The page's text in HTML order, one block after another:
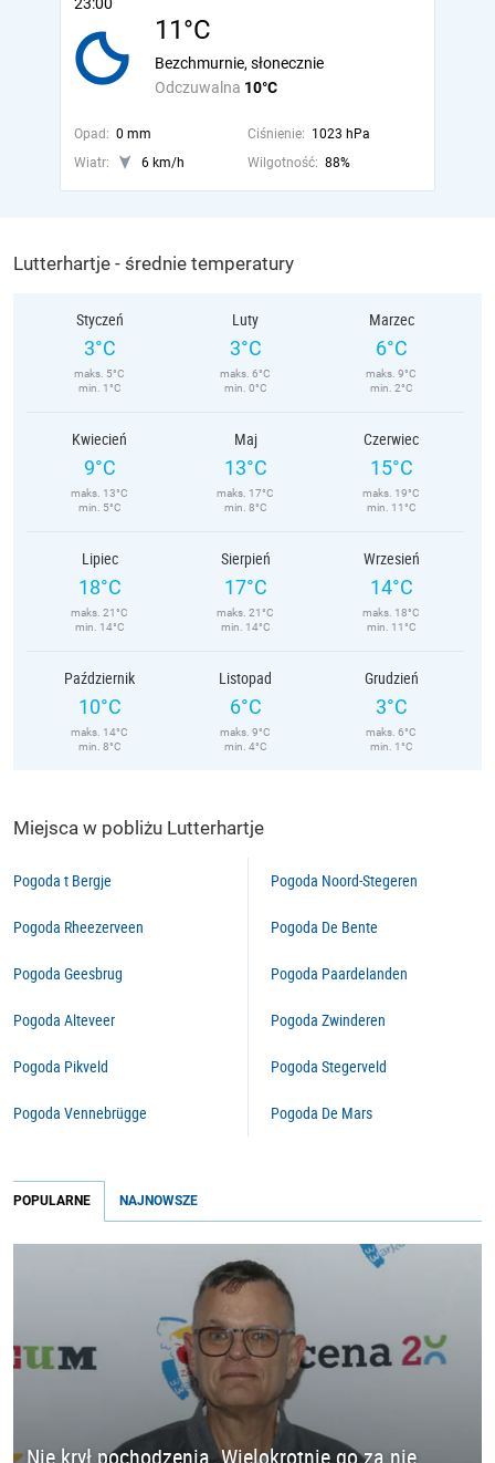
11°C
Odczuwalna 10°C
Bezchmurnie, słonecznie
Opad: 0 mm Ciśnienie: 1023 hPa
Wiatr:
6 km/h Wilgotność: 88%
Lutterhartje - średnie temperatury
Styczeń
3°C
maks. 5°C
min. 1°C
Luty
3°C
maks. 6°C
min. 0°C
Marzec
6°C
maks. 9°C
min. 2°C
Kwiecień
9°C
maks. 13°C
min. 5°C
Maj
13°C
maks. 17°C
min. 8°C
Czerwiec
15°C
maks. 19°C
min. 11°C
Lipiec
18°C
maks. 21°C
min. 14°C
Sierpień
17°C
maks. 21°C
min. 14°C
Wrzesień
14°C
maks. 18°C
min. 11°C
Październik
10°C
maks. 14°C
min. 8°C
Listopad
6°C
maks. 9°C
min. 4°C
Grudzień
3°C
maks. 6°C
min. 1°C
Miejsca w pobliżu Lutterhartje
Pogoda t Bergje
Pogoda Rheezerveen
Pogoda Geesbrug
Pogoda Alteveer
Pogoda Pikveld
Pogoda Vennebrügge
Pogoda Noord-Stegeren
Pogoda De Bente
Pogoda Paardelanden
Pogoda Zwinderen
Pogoda Stegerveld
Pogoda De Mars
POPULARNE NAJNOWSZE